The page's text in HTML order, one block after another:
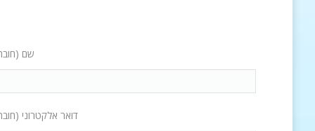
שם
דואר אלקטרוני